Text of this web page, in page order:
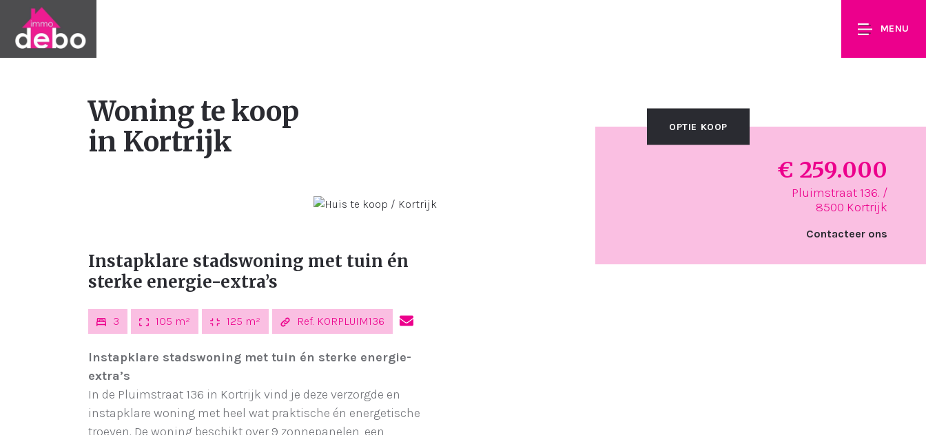
MENU
Woning te koop
in Kortrijk
€ 259.000
Pluimstraat 136. /
8500 Kortrijk
Contacteer ons
OPTIE KOOP
Instapklare stadswoning met tuin én
sterke energie-extra’s
3 105 m² 125 m² Ref. KORPLUIM136
Instapklare stadswoning met tuin én sterke energie-
extra’s
In de Pluimstraat 136 in Kortrijk vind je deze verzorgde en
instapklare woning met heel wat praktische én energetische
troeven. De woning beschikt over 9 zonnepanelen, een